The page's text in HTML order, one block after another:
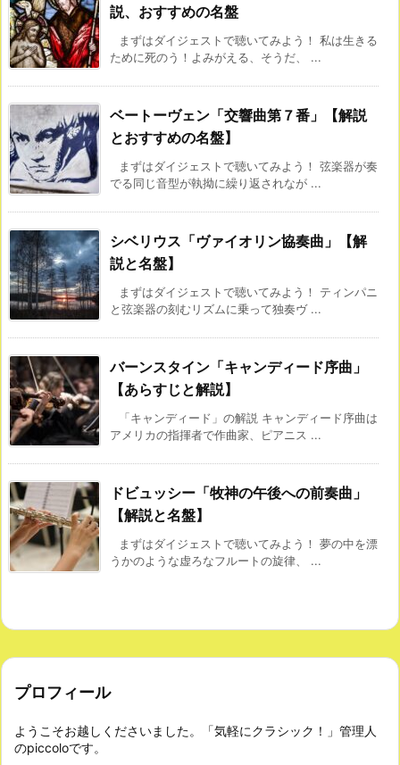
説、おすすめの名盤
まずはダイジェストで聴いてみよう！ 私は生きる
ために死のう！よみがえる、そうだ、 ...
ベートーヴェン「交響曲第７番」【解説
とおすすめの名盤】
まずはダイジェストで聴いてみよう！ 弦楽器が奏
でる同じ音型が執拗に繰り返されなが ...
シベリウス「ヴァイオリン協奏曲」【解
説と名盤】
まずはダイジェストで聴いてみよう！ ティンパニ
と弦楽器の刻むリズムに乗って独奏ヴ ...
バーンスタイン「キャンディード序曲」
【あらすじと解説】
「キャンディード」の解説 キャンディード序曲は
アメリカの指揮者で作曲家、ピアニス ...
ドビュッシー「牧神の午後への前奏曲」
【解説と名盤】
まずはダイジェストで聴いてみよう！ 夢の中を漂
うかのような虚ろなフルートの旋律、 ...
プロフィール
ようこそお越しくださいました。「気軽にクラシック！」管理人
のpiccoloです。